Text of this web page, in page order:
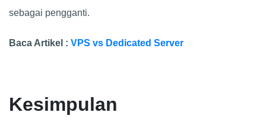
sebagai pengganti.
Baca Artikel : VPS vs Dedicated Server
Kesimpulan